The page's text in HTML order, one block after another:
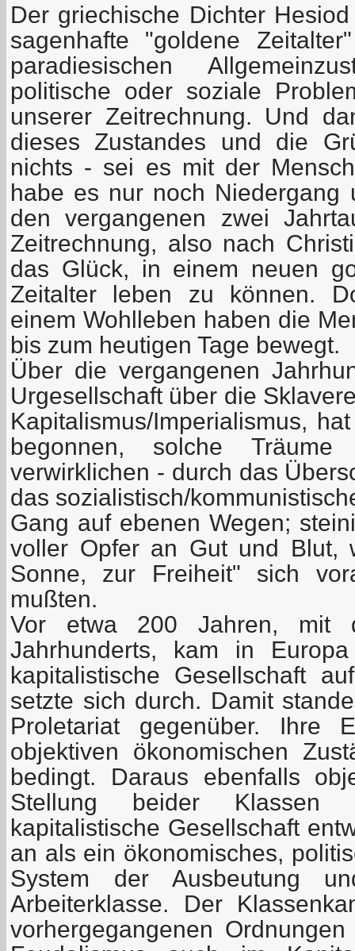
Der griechische Dichter
sagenhafte "goldene
paradiesischen
politische oder soziale
unserer Zeitrechnung. Und
dieses Zustandes und die
nichts - sei es mit der
habe es nur noch Niedergang
den vergangenen zwei
Zeitrechnung, also nach
das Glück, in einem neuen
Zeitalter leben zu können.
einem Wohlleben haben die
bis zum heutigen Tage bewegt.
Über die vergangenen
Urgesellschaft über die
Kapitalismus/Imperialismus,
begonnen, solche
verwirklichen - durch das
das sozialistisch/
Gang auf ebenen Wegen;
voller Opfer an Gut und Blut,
Sonne, zur Freiheit" sich
mußten.
Vor etwa 200 Jahren, mit
Jahrhunderts, kam in
kapitalistische Gesellschaft
setzte sich durch. Damit
Proletariat gegenüber. Ihre
objektiven ökonomischen
bedingt. Daraus ebenfalls
Stellung beider Klassen
kapitalistische Gesellschaft
an als ein ökonomisches,
System der Ausbeutung
Arbeiterklasse. Der
vorhergegangenen